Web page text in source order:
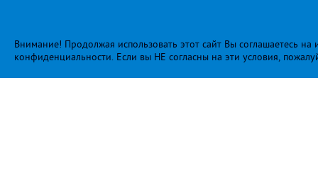
Внимание! Продолжая использовать этот сайт Вы соглашаетесь
конфиденциальности. Если вы НЕ согласны на эти условия,